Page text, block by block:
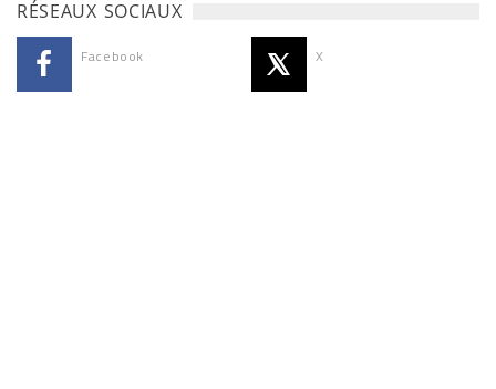
RÉSEAUX SOCIAUX
Facebook X